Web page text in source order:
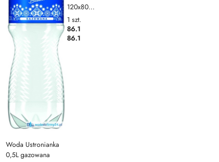
Woda Ustronianka
0,5L gazowana
120x80
USTRONIANKA
1 szt.
86.1
86.1